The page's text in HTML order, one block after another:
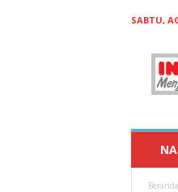
SABTU,
Beranda